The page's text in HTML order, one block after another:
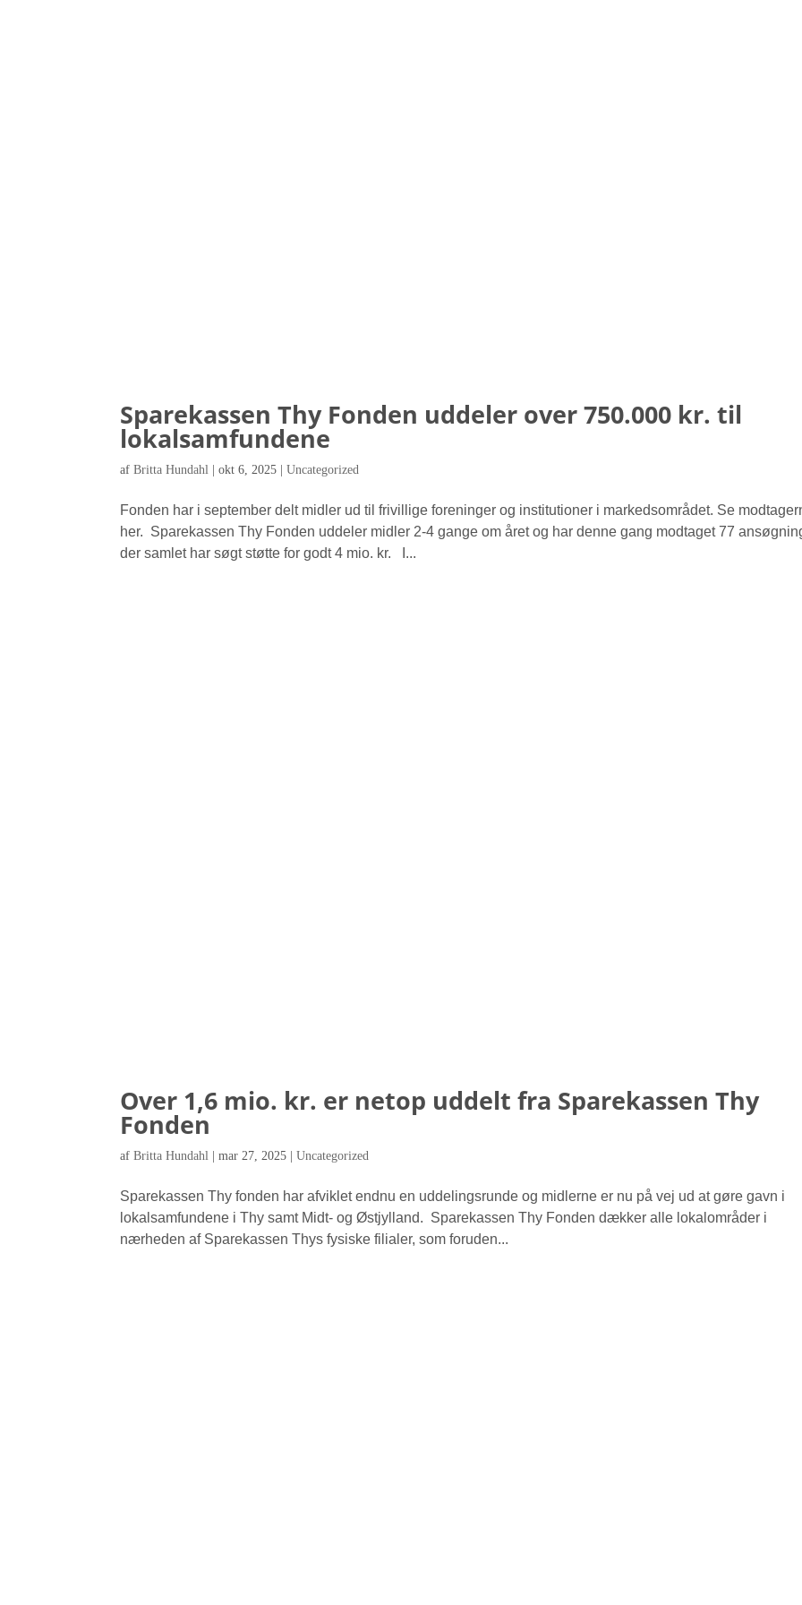
Sparekassen Thy Fonden uddeler over 750.000 kr. til
lokalsamfundene
afBritta Hundahl |okt 6, 2025 |Uncategorized
Fonden har i september delt midler ud til frivillige foreninger og institutioner i markedsområdet. Se
her. Sparekassen Thy Fonden uddeler midler 2-4 gange om året og har denne gang modtaget 77
der samlet har søgt støtte for godt 4 mio. kr. I...
Over 1,6 mio. kr. er netop uddelt fra Sparekassen Thy
Fonden
afBritta Hundahl |mar 27, 2025 |Uncategorized
Sparekassen Thy fonden har afviklet endnu en uddelingsrunde og midlerne er nu på vej ud at gøre gavn i
lokalsamfundene i Thy samt Midt- og Østjylland. Sparekassen Thy Fonden dækker alle lokalområder i
nærheden af Sparekassen Thys fysiske filialer, som foruden...